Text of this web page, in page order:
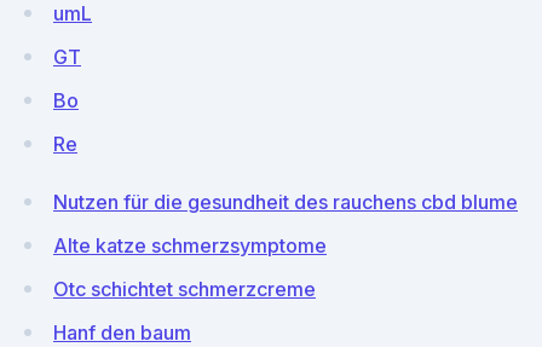
umL
GT
Bo
Re
Nutzen für die gesundheit des rauchens cbd blume
Alte katze schmerzsymptome
Otc schichtet schmerzcreme
Hanf den baum